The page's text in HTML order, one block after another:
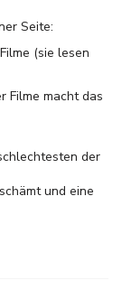
Seite:
(sie lesen
Filme macht das
der
und eine